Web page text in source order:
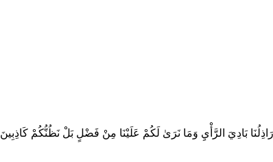
بَادِيَ الرَّأْيِ وَمَا نَرَىٰ لَكُمْ عَلَيْنَا مِنْ فَضْلٍ بَلْ نَظُنُّكُمْ كَاذِبِينَ